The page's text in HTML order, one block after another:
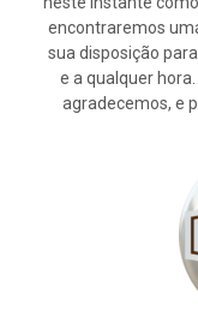
encontraremos
sua disposição
e a qualquer hora.
agradecemos, e